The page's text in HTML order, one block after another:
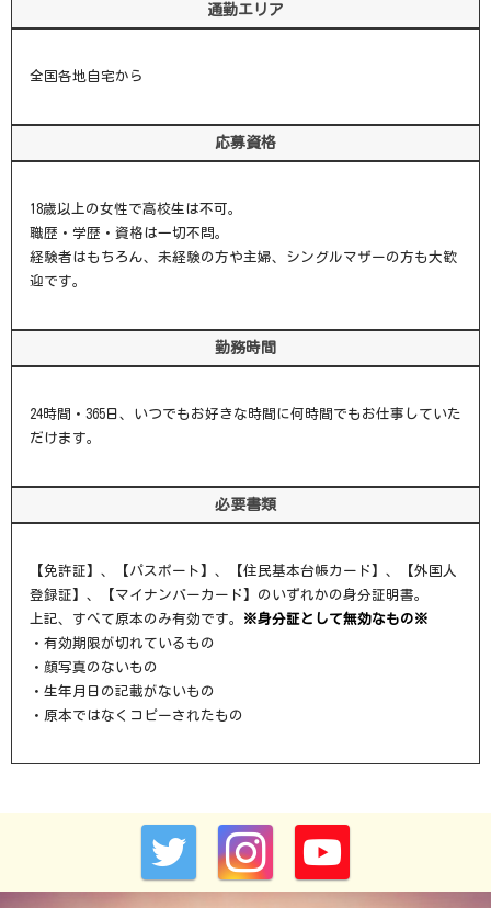
通勤エリア
全国各地自宅から
応募資格
18歳以上の女性で高校生は不可。
職歴・学歴・資格は一切不問。
経験者はもちろん、未経験の方や主婦、シングルマザーの方も大歓
迎です。
勤務時間
24時間・365日、いつでもお好きな時間に何時間でもお仕事していた
だけます。
必要書類
【免許証】、【パスポート】、【住民基本台帳カード】、【外国人
登録証】、【マイナンバーカード】のいずれかの身分証明書。
上記、すべて原本のみ有効です。 ※身分証として無効なもの※
・有効期限が切れているもの
・顔写真のないもの
・生年月日の記載がないもの
・原本ではなくコピーされたもの